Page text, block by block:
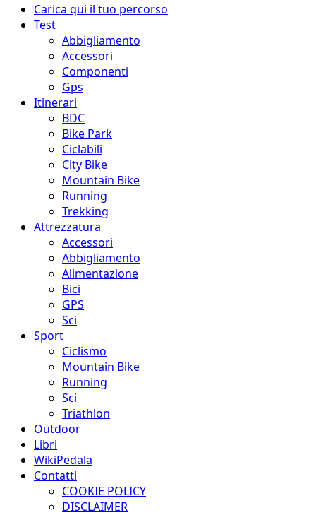
Menu
principale
Carica qui il tuo percorso
Test
Abbigliamento
Accessori
Componenti
Gps
Itinerari
BDC
Bike Park
Ciclabili
City Bike
Mountain Bike
Running
Trekking
Attrezzatura
Accessori
Abbigliamento
Alimentazione
Bici
GPS
Sci
Sport
Ciclismo
Mountain Bike
Running
Sci
Triathlon
Outdoor
Libri
WikiPedala
Contatti
COOKIE POLICY
DISCLAIMER